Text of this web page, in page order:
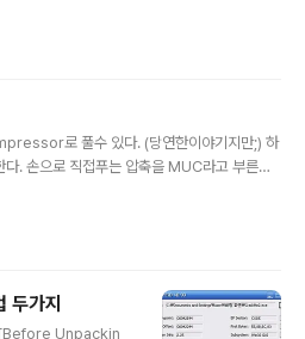
로 풀수 있다. (당연한이야기지만;) 하
. 손으로 직접푸는 압축을 MUC라고 부른다.
경우 우선 PEID툴로 해당 타깃프로그램을
는 압축방식이 UPX로 되어 있는것임을 알수 있
요하다. OllyDBG, OllyDump, Lord PE, 그리
가지
Unpackin